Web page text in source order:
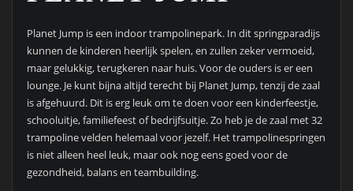
Planet Jump is een indoor trampolinepark. In dit springparadijs
kunnen de kinderen heerlijk spelen, en zullen zeker vermoeid,
maar gelukkig, terugkeren naar huis. Voor de ouders is er een
lounge. Je kunt bijna altijd terecht bij Planet Jump, tenzij de zaal
is afgehuurd. Dit is erg leuk om te doen voor een kinderfeestje,
schooluitje, familiefeest of bedrijfsuitje. Zo heb je de zaal met 32
trampoline velden helemaal voor jezelf. Het trampolinespringen
is niet alleen heel leuk, maar ook nog eens goed voor de
gezondheid, balans en teambuilding.